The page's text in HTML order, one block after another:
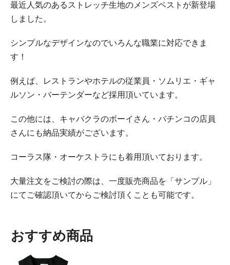
最近人気のあるストレッチ生地のメンズベストが新登場
しました。
シンプルなデザインなのでいろんな職業に対応できま
す！
例えば、レストランやホテルの従業員・ソムリエ・ギャ
ルソン・バーテンダーなど採用頂いています。
この他には、キャバクラのボーイさん・パチンコの店員
さんにも納品実績がございます。
コーラス隊・オーケストラにも着用頂いております。
大量注文をご検討の際は、一度販売商品を「サンプル」
にてご確認頂いてからご検討頂くことも可能です。
おすすめ商品